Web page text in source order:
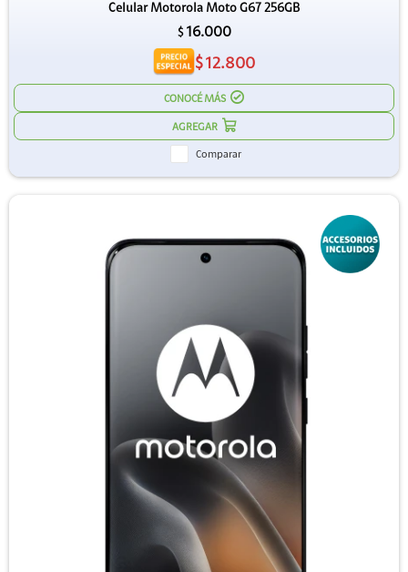
Celular Motorola Moto G67 256GB
$ 16.000
$12.800
CONOCÉ MÁS
Comparar